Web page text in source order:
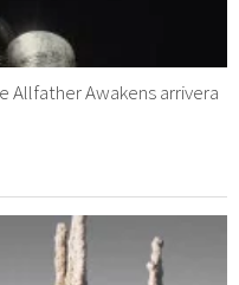
Allfather Awakens arrivera